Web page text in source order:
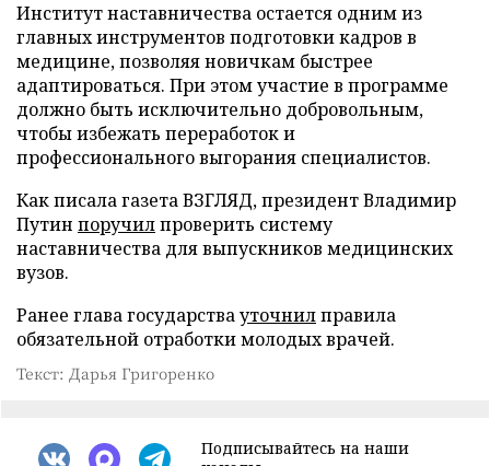
Институт наставничества остается одним из
главных инструментов подготовки кадров в
медицине, позволяя новичкам быстрее
адаптироваться. При этом участие в программе
должно быть исключительно добровольным,
чтобы избежать переработок и
профессионального выгорания специалистов.
Как писала газета ВЗГЛЯД, президент Владимир
Путин поручилпроверить систему
наставничества для выпускников медицинских
вузов.
Ранее глава государствауточнилправила
обязательной отработки молодых врачей.
Текст: Дарья Григоренко
Подписывайтесь на наши